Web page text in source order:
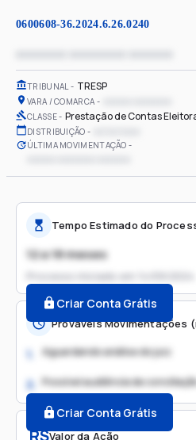
0600608-36.2024.6.26.0240
TRIBUNAL TRESP
VARA / COMARCA
CLASSE Prestação de Contas
DISTRIBUIÇÃO
ÚLTIMA MOVIMENTAÇÃO
R$Valor da Ação
Tempo Estimado do
12 a 18 meses
Processo iniciado em
Criar Conta Grátis
Prováveis Movimentações
1. Aguardando análise do juiz
2. Possível audiência de
Criar Conta Grátis